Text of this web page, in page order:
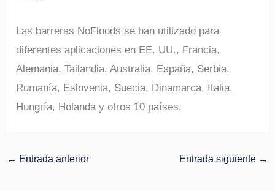
Las barreras NoFloods se han utilizado para
diferentes aplicaciones en EE. UU., Francia,
Alemania, Tailandia, Australia, España, Serbia,
Rumanía, Eslovenia, Suecia, Dinamarca, Italia,
Hungría, Holanda y otros 10 países.
← Entrada anterior Entrada siguiente →